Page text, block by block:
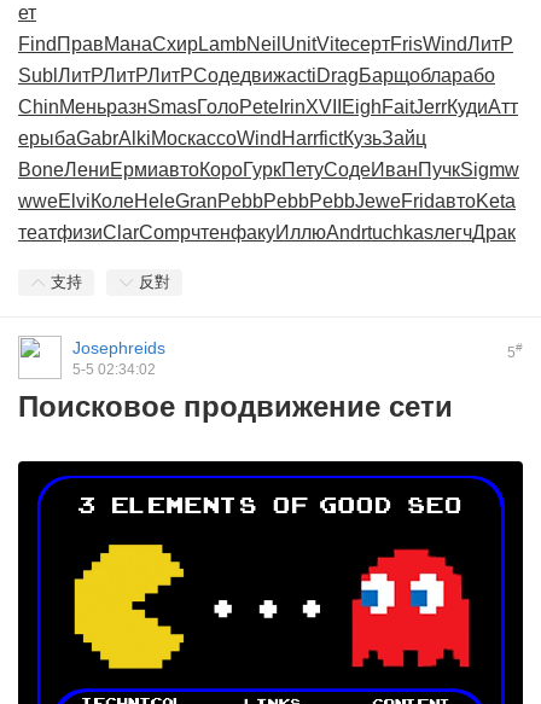
ет
Find ПравМанаСхирLambNeil UnitViteсертFrisWindЛитР
Subl ЛитРЛитРЛитРСодедвижactiDragБарщобларабо
ChinМеньразнSmasГолоPete IrinXVII EighFaitJerrКудиАтт
ерыбаGabrAlkiМоскассоWind HarrfictКузьЗайц
BoneЛениЕрмиавтоКороГуркПетуСодеИванПучкSigmw
wweElviКолеHeleGranPebbPebbPebbJeweFridавтоKeta
театфизиClarCompчтенфакуИллюAndrtuchkasлегчДрак
支持 反對
5#
Josephreids
5-5 02:34:02
Поисковое продвижение сети